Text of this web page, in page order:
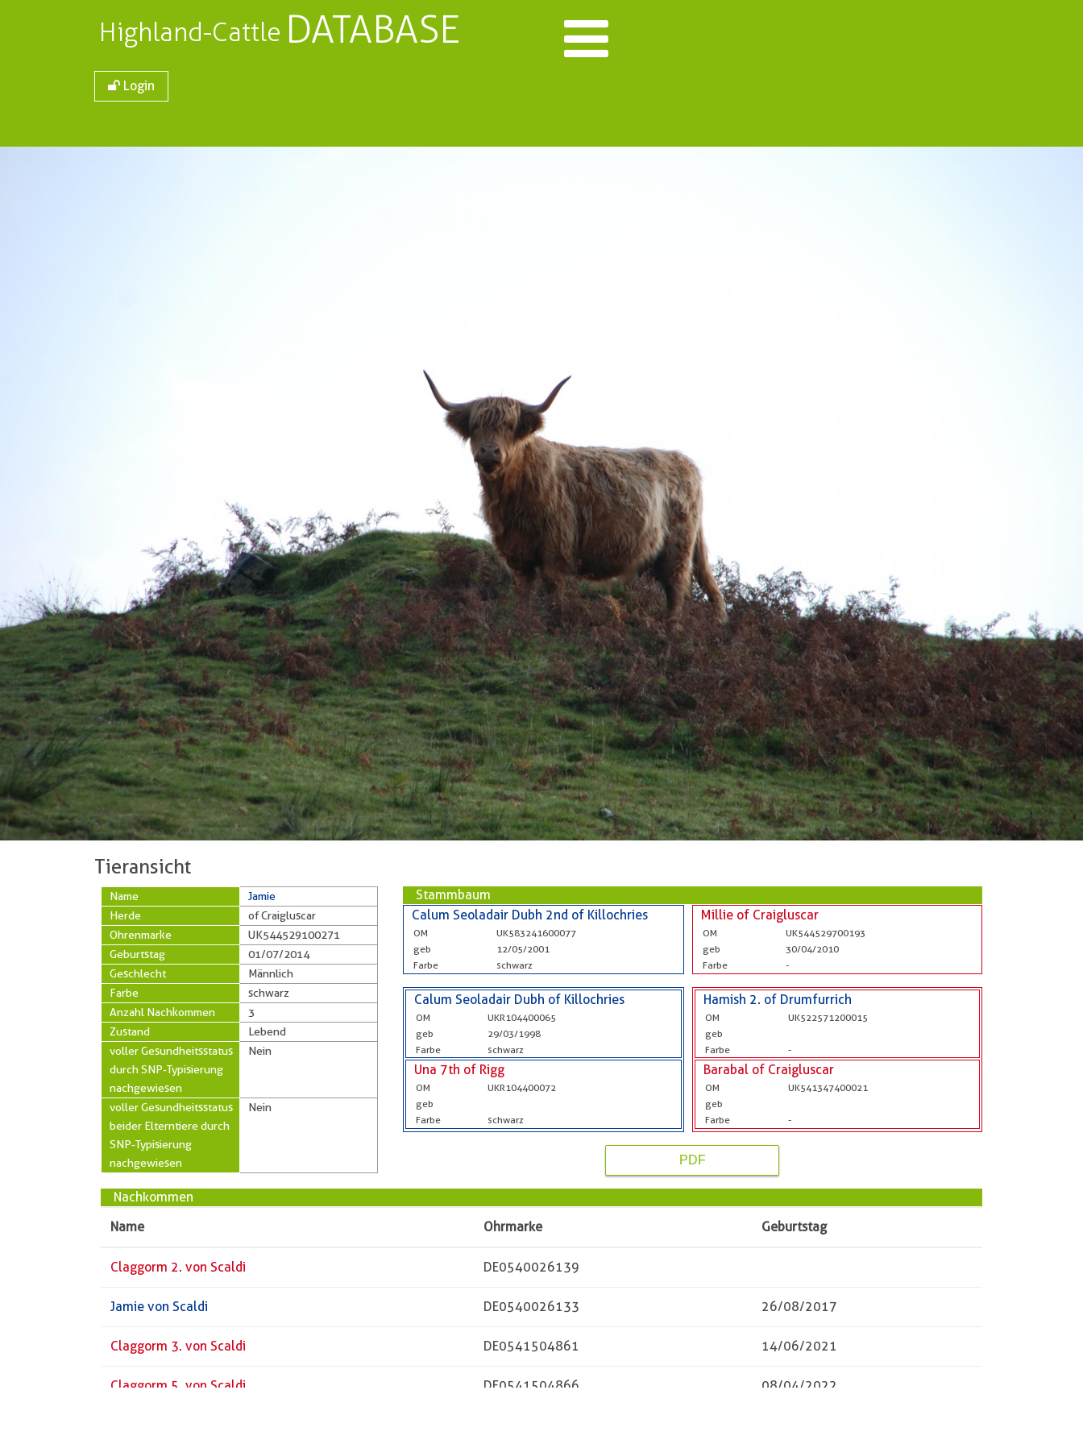
Highland-Cattle DATABASE
Login
Tieransicht
Name
Jamie
Herde
of Craigluscar
Ohrenmarke
UK544529100271
Geburtstag
01/07/2014
Geschlecht
Männlich
Farbe
schwarz
Anzahl Nachkommen
3
Zustand
Lebend
voller Gesundheitsstatus
durch SNP-Typisierung
nachgewiesen
Nein
voller Gesundheitsstatus
beider Elterntiere durch
SNP-Typisierung
nachgewiesen
Nein
Stammbaum
Calum Seoladair Dubh 2nd of Killochries
OM
UK583241600077
geb
12/05/2001
Farbe
schwarz
Millie of Craigluscar
OM
UK544529700193
geb
30/04/2010
Farbe
-
Calum Seoladair Dubh of Killochries
OM
UKR104400065
geb
29/03/1998
Farbe
schwarz
Una 7th of Rigg
OM
UKR104400072
geb
Farbe
schwarz
Hamish 2. of Drumfurrich
OM
UK522571200015
geb
Farbe
-
Barabal of Craigluscar
OM
UK541347400021
geb
Farbe
-
PDF
Nachkommen
Name
Ohrmarke Geburtstag
Claggorm 2. von Scaldi DE0540026139
Jamie von Scaldi DE0540026133 26/08/2017
Claggorm 3. von Scaldi DE0541504861 14/06/2021
Claggorm 5. von Scaldi DE0541504866 08/04/2022